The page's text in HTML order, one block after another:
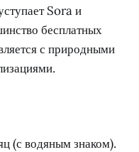
Sora и
бесплатных
с природными
(с водяным знаком).